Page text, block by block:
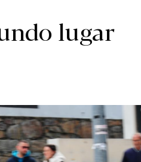
lugar